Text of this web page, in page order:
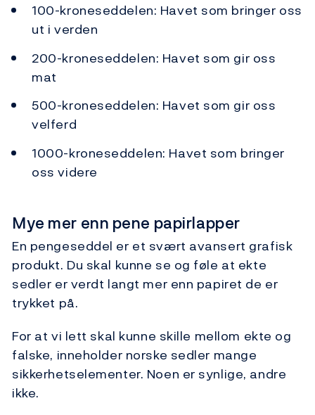
100-kroneseddelen: Havet som bringer oss
ut i verden
200-kroneseddelen: Havet som gir oss
mat
500-kroneseddelen: Havet som gir oss
velferd
1000-kroneseddelen: Havet som bringer
oss videre
Mye mer enn pene papirlapper
En pengeseddel er et svært avansert grafisk
produkt. Du skal kunne se og føle at ekte
sedler er verdt langt mer enn papiret de er
trykket på.
For at vi lett skal kunne skille mellom ekte og
falske, inneholder norske sedler mange
sikkerhetselementer. Noen er synlige, andre
ikke.